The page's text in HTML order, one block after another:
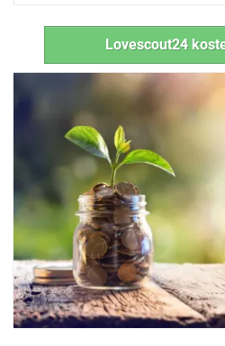
Lovescout24